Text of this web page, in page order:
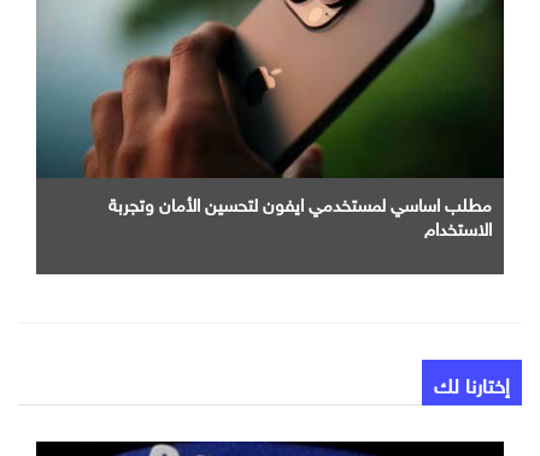
مطلب اساسي لمستخدمي ايفون لتحسين الأمان وتجربة
الاستخدام
إختارنا لك